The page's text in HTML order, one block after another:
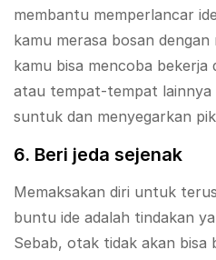
membantu memperlancar
kamu merasa bosan
kamu bisa mencoba bekerja
atau tempat-tempat
suntuk dan menyegarkan
6. Beri jeda sejenak
Memaksakan diri untuk
buntu ide adalah tindakan
Sebab, otak tidak akan bisa